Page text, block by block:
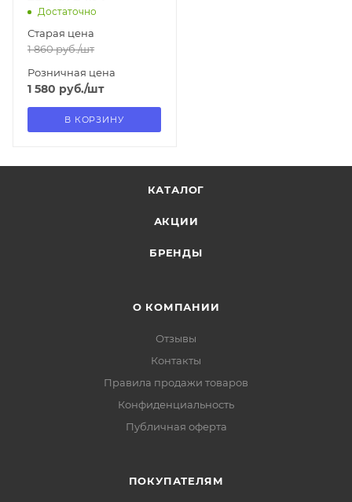
Достаточно
Старая цена
1 860руб./шт
Розничная цена
1 580 руб./шт
В КОРЗИНУ
КАТАЛОГ
АКЦИИ
БРЕНДЫ
О КОМПАНИИ
Отзывы
Контакты
Правила продажи товаров
Конфиденциальность
Публичная оферта
ПОКУПАТЕЛЯМ